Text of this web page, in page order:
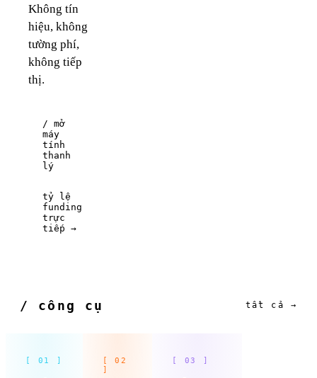
Không tín
hiệu, không
tường phí,
không tiếp
thị.
/ mở
máy
tính
thanh
lý
tỷ lệ
funding
trực
tiếp →
/ công cụ tất cả →
[ 01 ]
[ 02
]
[ 03 ]